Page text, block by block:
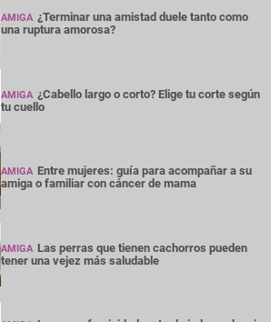
AMIGA ¿Terminar una amistad duele tanto como
una ruptura amorosa?
AMIGA ¿Cabello largo o corto? Elige tu corte según
tu cuello
AMIGA Entre mujeres: guía para acompañar a su
amiga o familiar con cáncer de mama
AMIGA Las perras que tienen cachorros pueden
tener una vejez más saludable